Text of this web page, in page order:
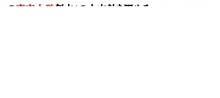
の東京大学 創立」の大方針を固める。